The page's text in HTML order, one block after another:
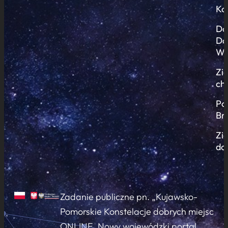
Zadanie publiczne pn. „Kujawsko-
Pomorskie Konstelacje dobrych miejsc